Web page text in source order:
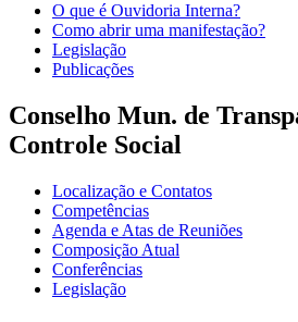
O que é Ouvidoria Interna?
Como abrir uma manifestação?
Legislação
Publicações
Conselho Mun. de
Controle Social
Localização e Contatos
Competências
Agenda e Atas de Reuniões
Composição Atual
Conferências
Legislação